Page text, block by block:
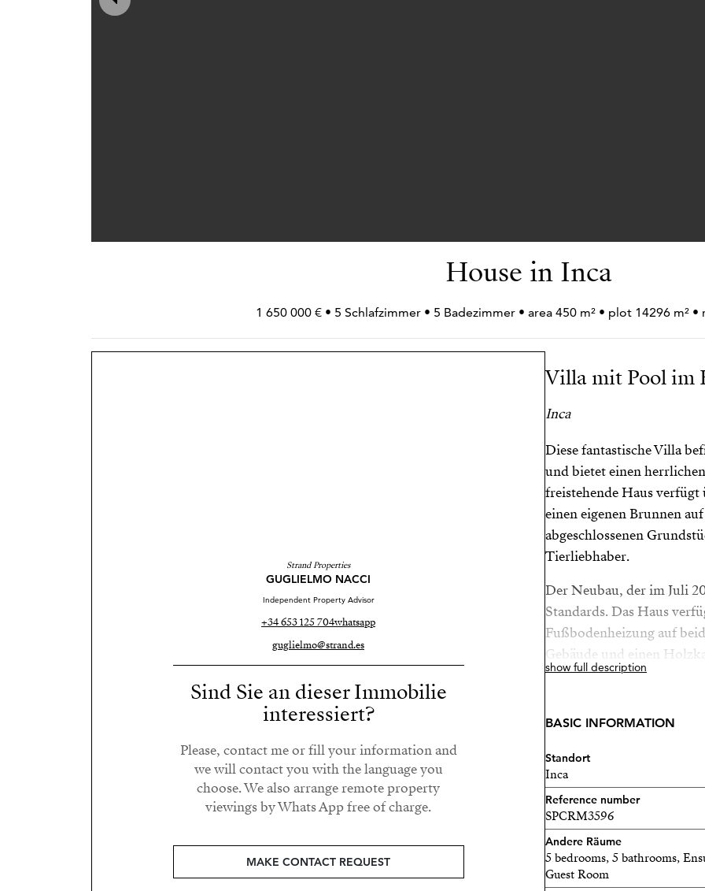
House in Inca
1 650 000 € • 5 Schlafzimmer • 5 Badezimmer • area 450 m² • plot 14296 m² •
Strand Properties
GUGLIELMO NACCI
Independent Property Advisor
+34 653 125 704whatsapp
guglielmo@strand.es
Sind Sie an dieser Immobilie
interessiert?
Please, contact me or fill your information and
we will contact you with the language you
choose. We also arrange remote property
viewings by Whats App free of charge.
MAKE CONTACT REQUEST
Villa mit Pool im
Inca
Diese fantastische Villa
und bietet einen
freistehende Haus verfügt
einen eigenen Brunnen
abgeschlossenen
Tierliebhaber.
Der Neubau, der im Juli
Standards. Das Haus
Fußbodenheizung auf
Gebäude und einen
einer 40 m² großen,
eine breite Öffnung mit
verbunden. Auf dieser
mit eigenem Bad, ein
Eingangshalle. Im ersten
Schlafzimmer, zwei davon
sich ein drittes
Bad haben jeweils Zugang
show full description
BASIC INFORMATION
Standort
Inca
Reference number
SPCRM3596
Andere Räume
5 bedrooms, 5 bathrooms,
Guest Room